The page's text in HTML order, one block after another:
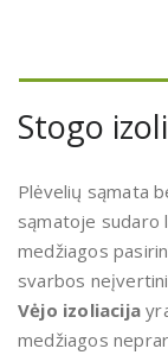
Stogo
Plėvelių sąmata
sąmatoje sudaro
medžiagos
svarbos
Vėjo izoliacija
medžiagos